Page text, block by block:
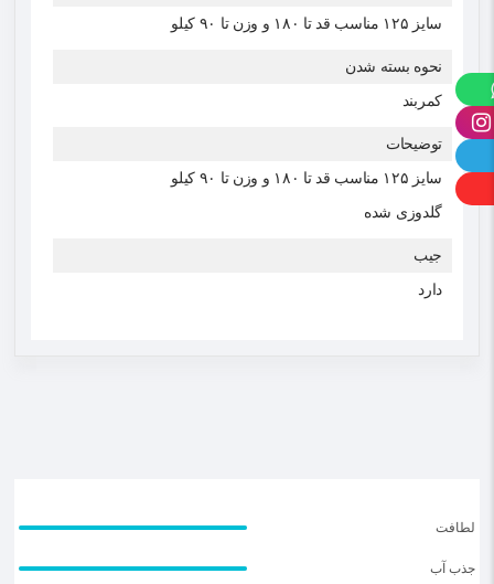
سایز ۱۲۵ مناسب قد تا ۱۸۰ و وزن تا ۹۰ کیلو
نحوه بسته شدن
کمربند
توضیحات
سایز ۱۲۵ مناسب قد تا ۱۸۰ و وزن تا ۹۰ کیلو
گلدوزی شده
جیب
دارد
لطافت
جذب آب